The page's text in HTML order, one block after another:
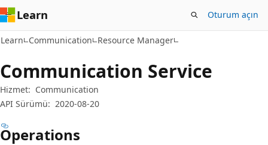
Learn Oturum açın
Learn Communication Resource Manager
Communication Service
Hizmet: Communication
API Sürümü: 2020-08-20
Operations